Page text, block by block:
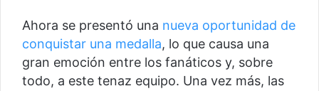
Ahora se presentó una nueva oportunidad de
conquistar una medalla, lo que causa una
gran emoción entre los fanáticos y, sobre
todo, a este tenaz equipo. Una vez más, las